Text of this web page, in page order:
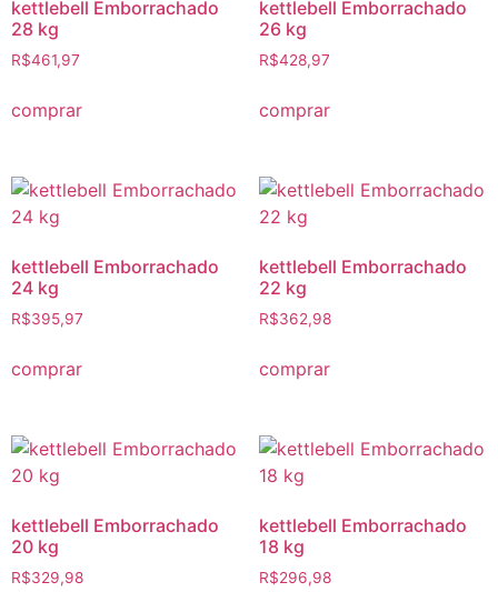
kettlebell Emborrachado
28 kg
R$461,97
comprar
kettlebell Emborrachado
26 kg
R$428,97
comprar
kettlebell Emborrachado
24 kg
R$395,97
comprar
kettlebell Emborrachado
22 kg
R$362,98
comprar
kettlebell Emborrachado
20 kg
R$329,98
kettlebell Emborrachado
18 kg
R$296,98